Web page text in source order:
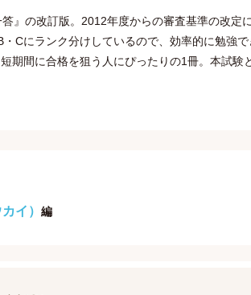
』の改訂版。2012年度からの審査基準の改定
Cにランク分けしているので、効率的に勉強
期間に合格を狙う人にぴったりの1冊。本試験
イ） 編